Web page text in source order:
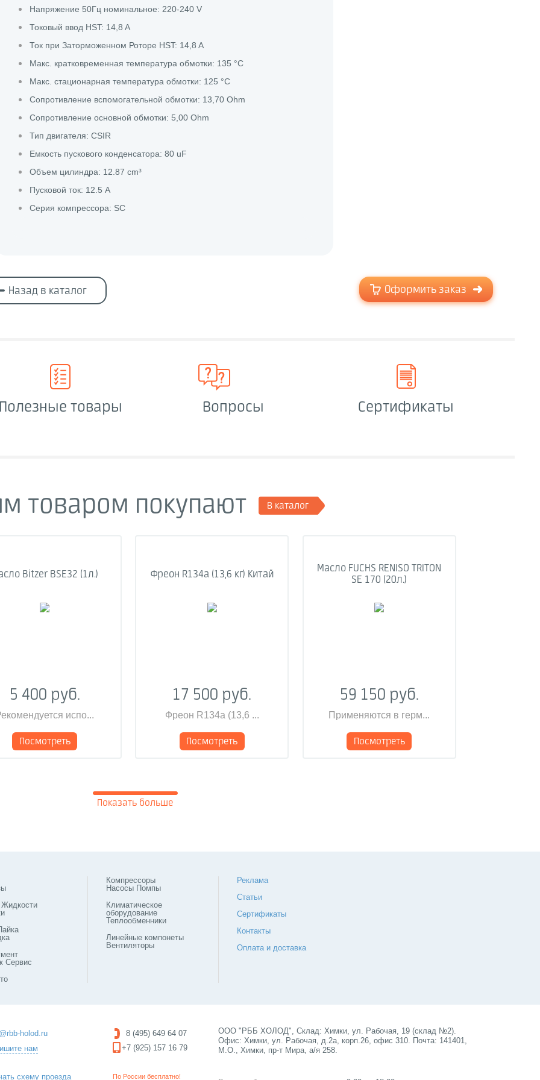
Напряжение 50Гц номинальное: 220-240 V
Токовый ввод HST: 14,8 A
Ток при Заторможенном Роторе HST: 14,8 A
Макс. кратковременная температура обмотки: 135 °C
Макс. стационарная температура обмотки: 125 °C
Сопротивление вспомогательной обмотки: 13,70 Ohm
Сопротивление основной обмотки: 5,00 Ohm
Тип двигателя: CSIR
Емкость пускового конденсатора: 80 uF
Объем цилиндра: 12.87 cm³
Пусковой ток: 12.5 A
Серия компрессора: SC
Назад в каталог Оформить заказ
товары Вопросы Сертификаты
товаром покупают В каталог
Bitzer BSE32 (1л.)
5 400 руб.
испо...
Посмотреть
Фреон R134a (13,6 кг) Китай
17 500 руб.
Фреон R134a (13,6 ...
Посмотреть
Масло FUCHS RENISO TRITON
SE 170 (20л.)
59 150 руб.
Применяются в герм...
Посмотреть
Показать больше
Сервис
Компрессоры
Насосы Помпы
Климатическое
оборудование
Теплообменники
Линейные компонеты
Вентиляторы
Реклама
Статьи
Сертификаты
Контакты
Оплата и доставка
holod.ru
нам
схему проезда
8 (495) 649 64 07
+7 (925) 157 16 79
По России бесплатно!
ООО "РББ ХОЛОД", Склад: Химки, ул. Рабочая, 19 (склад №2).
Офис: Химки, ул. Рабочая, д.2а, корп.26, офис 310. Почта: 141401,
М.О., Химки, пр-т Мира, а/я 258.